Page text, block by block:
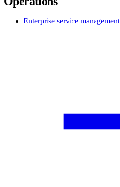
Enterprise service management